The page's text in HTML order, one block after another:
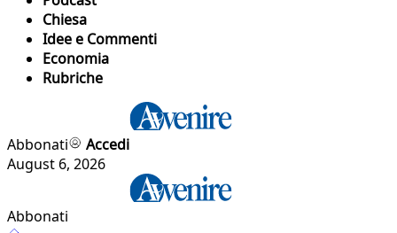
Chiesa
Idee e Commenti
Economia
Rubriche
Abbonati
Accedi
August 6, 2026
Abbonati